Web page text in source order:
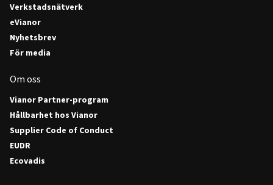
Verkstadsnätverk
eVianor
Nyhetsbrev
För media
Om oss
Vianor Partner-program
Hållbarhet hos Vianor
Supplier Code of Conduct
EUDR
Ecovadis